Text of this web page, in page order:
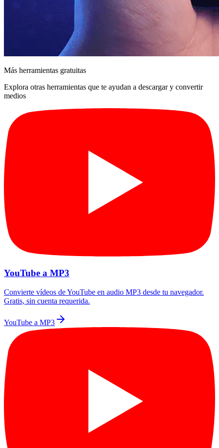
Más herramientas gratuitas
Explora otras herramientas que te ayudan a descargar y convertir
medios
YouTube a MP3
Convierte vídeos de YouTube en audio MP3 desde tu navegador.
Gratis, sin cuenta requerida.
YouTube a MP3